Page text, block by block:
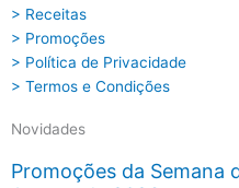
> Receitas
> Promoções
> Política de Privacidade
> Termos e Condições
Novidades
Promoções da Semana